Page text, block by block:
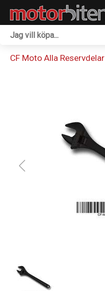
CF Moto Alla Reservdelar